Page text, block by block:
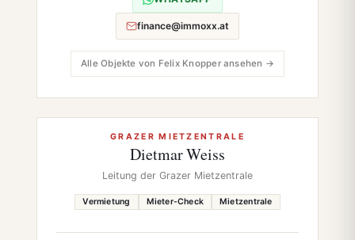
finance@immoxx.at
Alle Objekte von Felix Knopper ansehen →
GRAZER MIETZENTRALE
Dietmar Weiss
Leitung der Grazer Mietzentrale
Vermietung Mieter-Check Mietzentrale